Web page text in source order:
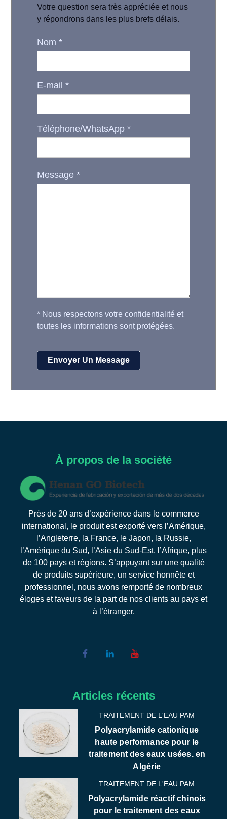
Votre question sera très appréciée et nous
y répondrons dans les plus brefs délais.
Nom*
E-mail*
Téléphone/WhatsApp*
Message*
* Nous respectons votre confidentialité et
toutes les informations sont protégées.
À propos de la société
Près de 20 ans d’expérience dans le commerce
international, le produit est exporté vers l’Amérique,
l’Angleterre, la France, le Japon, la Russie,
l’Amérique du Sud, l’Asie du Sud-Est, l’Afrique, plus
de 100 pays et régions. S’appuyant sur une qualité
de produits supérieure, un service honnête et
professionnel, nous avons remporté de nombreux
éloges et faveurs de la part de nos clients au pays et
à l’étranger.
Articles récents
TRAITEMENT DE L'EAU PAM
Polyacrylamide cationique
haute performance pour le
traitement des eaux usées. en
Algérie
TRAITEMENT DE L'EAU PAM
Polyacrylamide réactif chinois
pour le traitement des eaux